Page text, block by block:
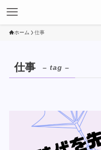
ホーム 仕事
仕事 – tag –